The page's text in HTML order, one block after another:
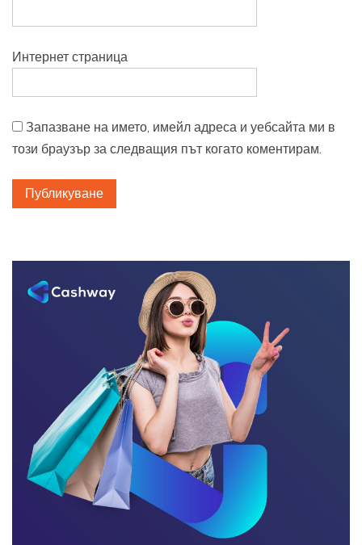
Интернет страница
Запазване на името, имейл адреса и уебсайта ми в
този браузър за следващия път когато коментирам.